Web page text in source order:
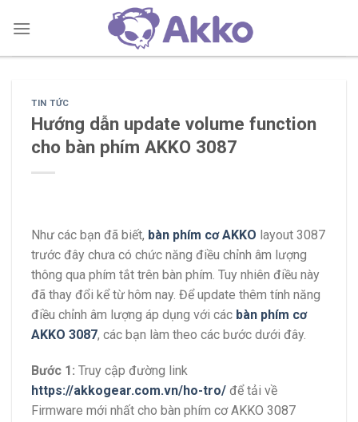
TIN TỨC
Hướng dẫn update volume function
cho bàn phím AKKO 3087
Như các bạn đã biết, bàn phím cơ AKKO layout 3087
trước đây chưa có chức năng điều chỉnh âm lượng
thông qua phím tắt trên bàn phím. Tuy nhiên điều này
đã thay đổi kể từ hôm nay. Để update thêm tính năng
điều chỉnh âm lượng áp dụng với các bàn phím cơ
AKKO 3087, các bạn làm theo các bước dưới đây.
Bước 1: Truy cập đường link
https://akkogear.com.vn/ho-tro/ để tải về
Firmware mới nhất cho bàn phím cơ AKKO 3087